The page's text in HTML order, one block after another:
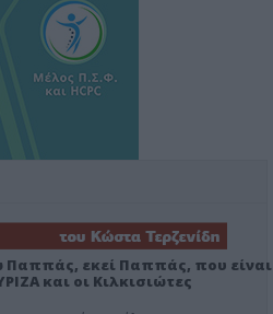
Παππάς, εκεί Παππάς, που είναι
και οι Κιλκισιώτες